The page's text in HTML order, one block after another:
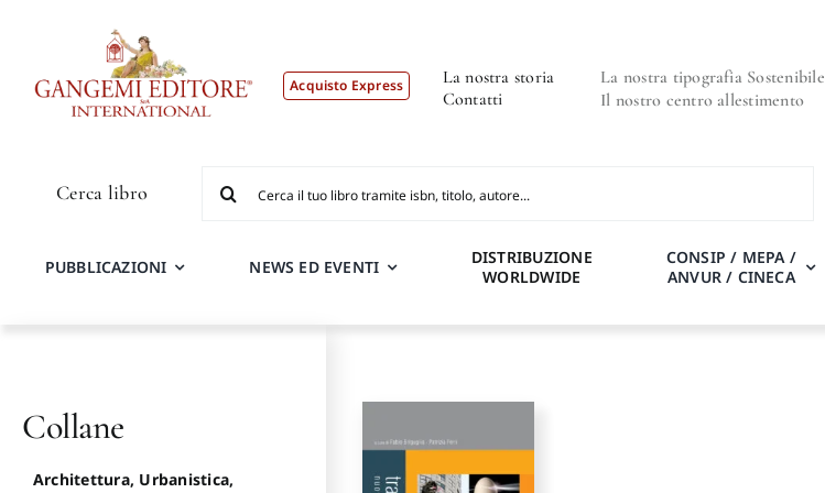
Acquisto Express
La nostra storia
Contatti
La nostra tipografia Sostenibile
Il nostro centro allestimento
Cerca libro
per:
PUBBLICAZIONI NEWS ED EVENTI
DISTRIBUZIONE
WORLDWIDE
CONSIP / MEPA /
ANVUR / CINECA
Collane
Architettura, Urbanistica,